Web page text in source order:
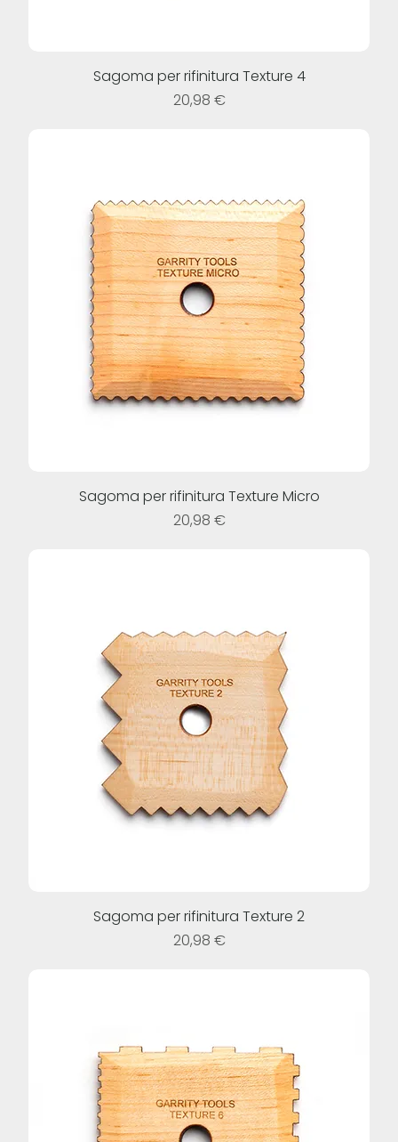
Sagoma per rifinitura Texture 4
Prezzo
20,98 €
Sagoma per rifinitura Texture Micro
Prezzo
20,98 €
Sagoma per rifinitura Texture 2
Prezzo
20,98 €